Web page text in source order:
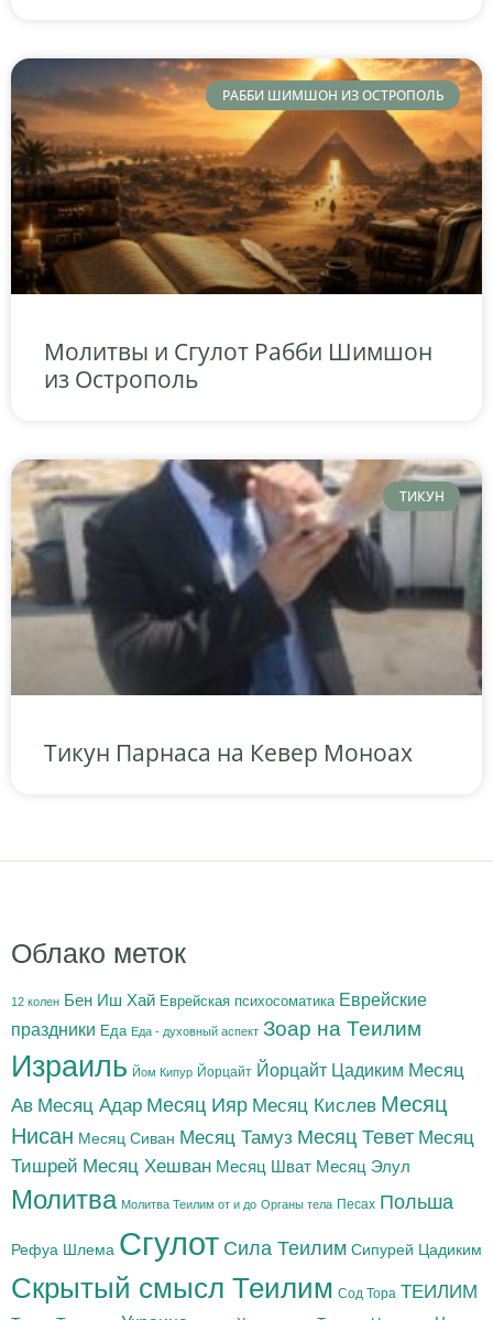
РАББИ ШИМШОН ИЗ ОСТРОПОЛЬ
Молитвы и Сгулот Рабби Шимшон
из Острополь
ТИКУН
Тикун Парнаса на Кевер Моноах
Облако меток
12 колен Бен Иш Хай Еврейская психосоматика Еврейские
праздники Еда Еда - духовный аспект Зоар на Теилим
Израиль Йом Кипур Йорцайт Йорцайт Цадиким Месяц
Ав Месяц Адар Месяц Ияр Месяц Кислев Месяц
Нисан Месяц Сиван Месяц Тамуз Месяц Тевет Месяц
Тишрей Месяц Хешван Месяц Шват Месяц Элул
Молитва Молитва Теилим от и до Органы тела Песах Польша
Рефуа Шлема Сгулот Сила Теилим Сипурей Цадиким
Скрытый смысл Теилим Сод Тора ТЕИЛИМ